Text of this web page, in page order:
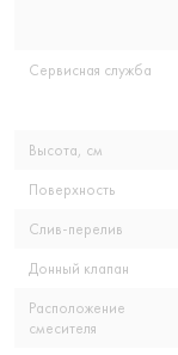
Сервисная служба
Высота, см
Поверхность
Слив-перелив
Донный клапан
Расположение
смесителя